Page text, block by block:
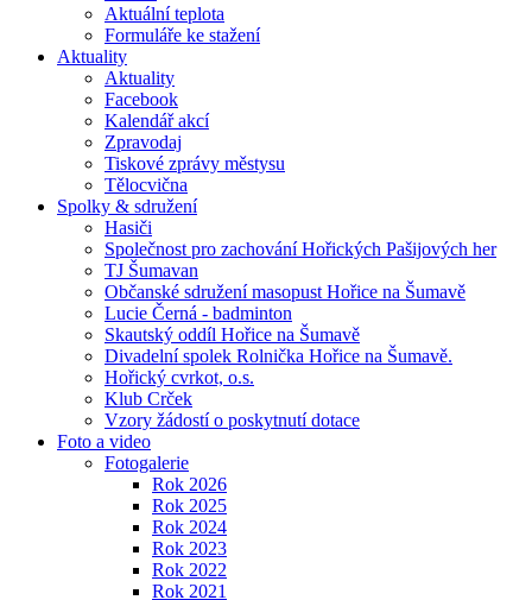
Aktuální teplota
Formuláře ke stažení
Aktuality
Aktuality
Facebook
Kalendář akcí
Zpravodaj
Tiskové zprávy městysu
Tělocvična
Spolky & sdružení
Hasiči
Společnost pro zachování Hořických Pašijových her
TJ Šumavan
Občanské sdružení masopust Hořice na Šumavě
Lucie Černá - badminton
Skautský oddíl Hořice na Šumavě
Divadelní spolek Rolnička Hořice na Šumavě.
Hořický cvrkot, o.s.
Klub Crček
Vzory žádostí o poskytnutí dotace
Foto a video
Fotogalerie
Rok 2026
Rok 2025
Rok 2024
Rok 2023
Rok 2022
Rok 2021